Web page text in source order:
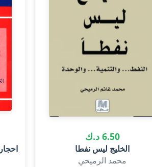
6.50 د.ك
الخليج ليس نفطا
محمد الرميحي